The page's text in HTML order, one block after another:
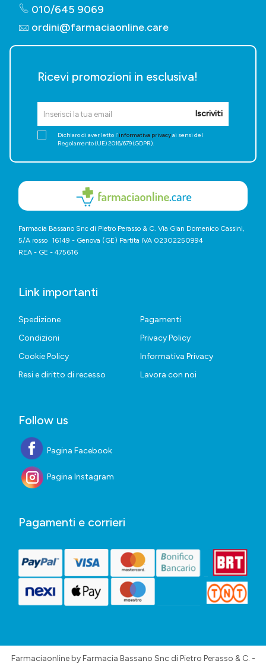
010/645 9069
ordini@farmaciaonline.care
Ricevi promozioni in esclusiva!
Iscriviti
Dichiaro di aver letto l'informativa privacyai sensi del
Regolamento (UE) 2016/679 (GDPR).
Farmacia Bassano Snc di Pietro Perasso & C. Via Gian Domenico Cassini,
5/A rosso 16149 - Genova (GE) Partita IVA 02302250994
REA - GE - 475616
Link importanti
Spedizione
Pagamenti
Condizioni
Privacy Policy
Cookie Policy
Informativa Privacy
Resi e diritto di recesso
Lavora con noi
Follow us
Pagina Facebook
Pagina Instagram
Pagamenti e corrieri
Farmaciaonline by Farmacia Bassano Snc di Pietro Perasso & C. -